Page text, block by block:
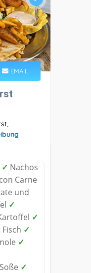
EMAIL
✓ Nachos
Carne
und
✓
✓
✓
✓
✓